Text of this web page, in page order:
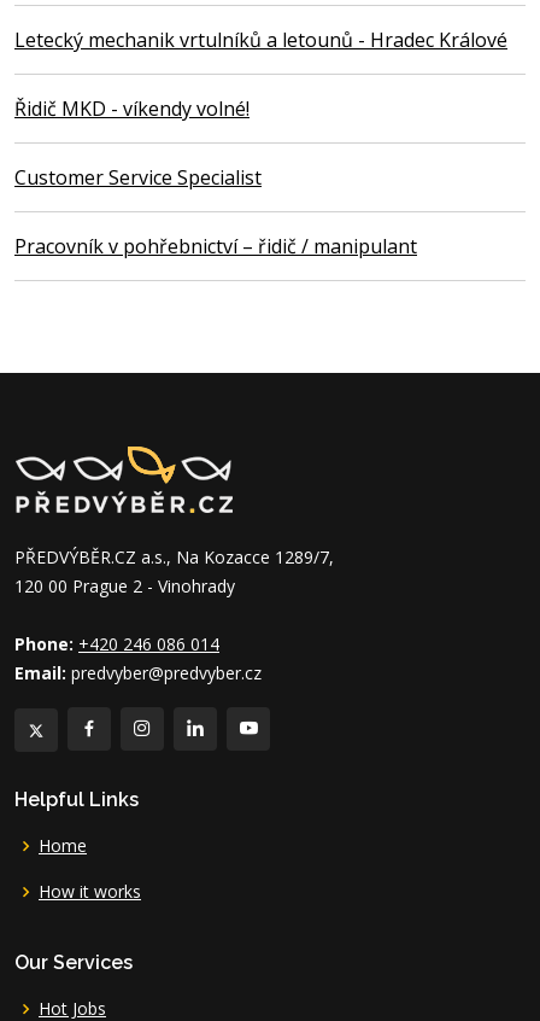
Letecký mechanik vrtulníků a letounů - Hradec Králové
Řidič MKD - víkendy volné!
Customer Service Specialist
Pracovník v pohřebnictví – řidič / manipulant
PŘEDVÝBĚR.CZ a.s., Na Kozacce 1289/7,
120 00 Prague 2 - Vinohrady
Phone: +420 246 086 014
Email: predvyber@predvyber.cz
Helpful Links
Home
How it works
Our Services
Hot Jobs